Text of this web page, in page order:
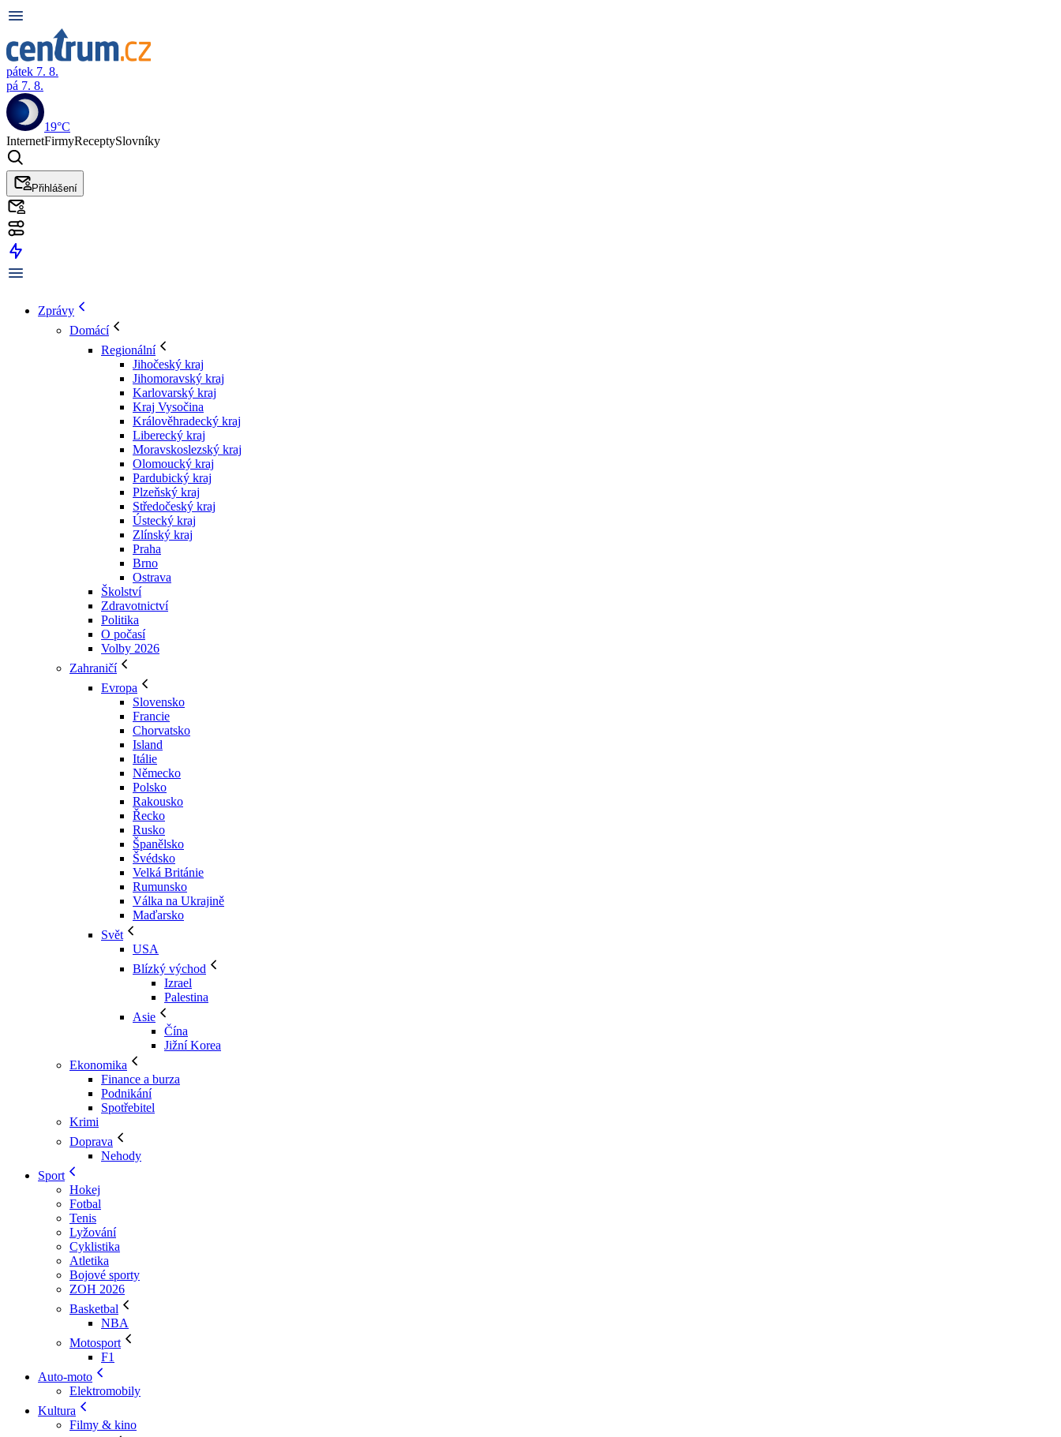
pátek 7. 8.
pá 7. 8.
19°C
InternetFirmyReceptySlovníky
Přihlášení
Zprávy
Domácí
Regionální
Jihočeský kraj
Jihomoravský kraj
Karlovarský kraj
Kraj Vysočina
Králověhradecký kraj
Liberecký kraj
Moravskoslezský kraj
Olomoucký kraj
Pardubický kraj
Plzeňský kraj
Středočeský kraj
Ústecký kraj
Zlínský kraj
Praha
Brno
Ostrava
Školství
Zdravotnictví
Politika
O počasí
Volby 2026
Zahraničí
Evropa
Slovensko
Francie
Chorvatsko
Island
Itálie
Německo
Polsko
Rakousko
Řecko
Rusko
Španělsko
Švédsko
Velká Británie
Rumunsko
Válka na Ukrajině
Maďarsko
Svět
USA
Blízký východ
Izrael
Palestina
Asie
Čína
Jižní Korea
Ekonomika
Finance a burza
Podnikání
Spotřebitel
Krimi
Doprava
Nehody
Sport
Hokej
Fotbal
Tenis
Lyžování
Cyklistika
Atletika
Bojové sporty
ZOH 2026
Basketbal
NBA
Motosport
F1
Auto-moto
Elektromobily
Kultura
Filmy & kino